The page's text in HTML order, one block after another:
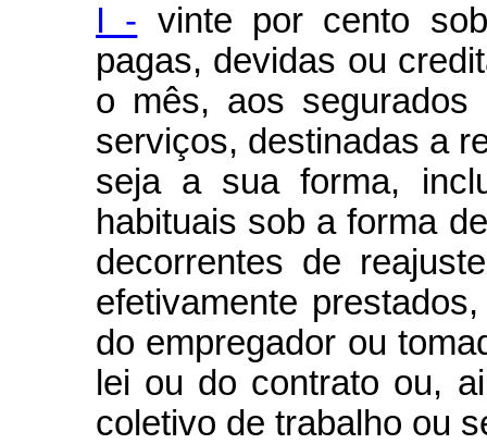
I - vinte por cento
pagas, devidas ou
o mês, aos segurados
serviços, destinadas a
seja a sua forma,
habituais sob a forma
decorrentes de
efetivamente
do empregador ou
lei ou do contrato ou,
coletivo de trabalho ou